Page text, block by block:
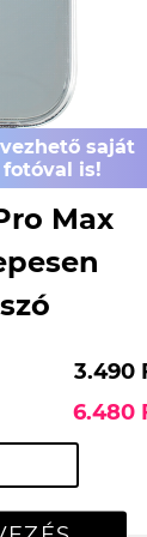
saját
fotóval is!
Max
3.490
6.480